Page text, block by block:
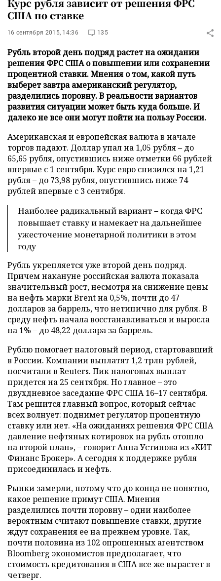
Курс рубля зависит от решения ФРС
США по ставке
16 сентября 2015, 14:36 135
Рубль второй день подряд растет на ожидании
решения ФРС США о повышении или сохранении
процентной ставки. Мнения о том, какой путь
выберет завтра американский регулятор,
разделились поровну. В реальности вариантов
развития ситуации может быть куда больше. И
далеко не все они могут пойти на пользу России.
Американская и европейская валюта в начале
торгов падают. Доллар упал на 1,05 рубля – до
65,65 рубля, опустившись ниже отметки 66 рублей
впервые с 1 сентября. Курс евро снизился на 1,21
рубля – до 73,98 рубля, опустившись ниже 74
рублей впервые с 3 сентября.
Наиболее радикальный вариант – когда ФРС
повышает ставку и намекает на дальнейшее
ужесточение монетарной политики в этом
году
Рубль укрепляется уже второй день подряд.
Причем накануне российская валюта показала
значительный рост, несмотря на снижение цены
на нефть марки Brent на 0,5%, почти до 47
долларов за баррель, что нетипично для рубля. В
среду нефть начала восстанавливаться и выросла
на 1% – до 48,22 доллара за баррель.
Рублю помогает налоговый период, стартовавший
в России. Компании выплатят 1,2 трлн рублей,
посчитали в Reuters. Пик налоговых выплат
придется на 25 сентября. Но главное – это
двухдневное заседание ФРС США 16–17 сентября.
Там решится главный вопрос, который сейчас
всех волнует: поднимет регулятор процентную
ставку или нет. «На ожиданиях решения ФРС США
давление нефтяных котировок на рубль отошло
на второй план», – говорит Анна Устинова из «КИТ
Финанс Брокер». А сегодня к поддержке рубля
присоединилась и нефть.
Рынки замерли, потому что до конца не понятно,
какое решение примут США. Мнения
разделились почти поровну – одни наиболее
вероятным считают повышение ставки, другие
ждут сохранения ее на прежнем уровне. Так,
почти половина из 102 опрошенных агентством
Bloomberg экономистов предполагает, что
стоимость кредитования в США все же вырастет в
четверг.